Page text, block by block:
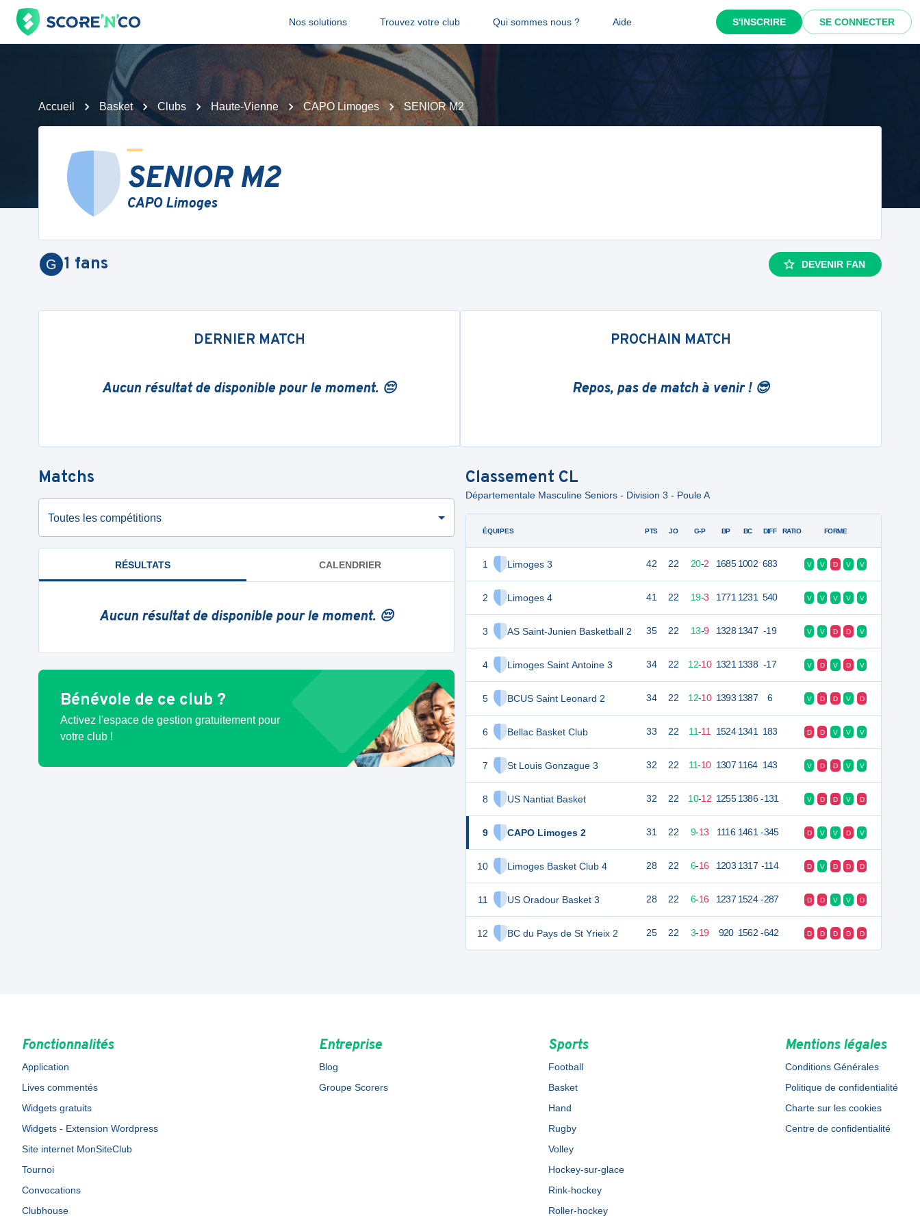
Nos solutions Trouvez votre club Qui sommes nous ? Aide S'INSCRIRE SE CONNECTER
Accueil Basket Clubs Haute-Vienne CAPO Limoges SENIOR M2
SENIOR M2
CAPO Limoges
G 1 fans DEVENIR FAN
DERNIER MATCH
Aucun résultat de disponible pour le moment. 😔
PROCHAIN MATCH
Repos, pas de match à venir ! 😎
Matchs
Toutes les compétitions
RÉSULTATS CALENDRIER
Aucun résultat de disponible pour le moment. 😔
Bénévole de ce club ?
Activez l'espace de gestion gratuitement pour
votre club !
Classement CL
Départementale Masculine Seniors - Division 3 - Poule A
ÉQUIPES
1 Limoges 3
2 Limoges 4
3 AS Saint-Junien Basketball 2
4 Limoges Saint Antoine 3
5 BCUS Saint Leonard 2
6 Bellac Basket Club
7 St Louis Gonzague 3
8 US Nantiat Basket
9 CAPO Limoges 2
10 Limoges Basket Club 4
11 US Oradour Basket 3
12 BC du Pays de St Yrieix 2
PTS JO G-P BP BC DIFF RATIO FORME
42 22 20-2 1685 1002 683 V V D V V
41 22 19-3 1771 1231 540 V V V V V
35 22 13-9 1328 1347 -19 V V D D V
34 22 12-10 1321 1338 -17 V D V D V
34 22 12-10 1393 1387 6 V D D V D
33 22 11-11 1524 1341 183 D D V V V
32 22 11-10 1307 1164 143 V D D V V
32 22 10-12 1255 1386 -131 V D D V D
31 22 9-13 1116 1461 -345 D V V D V
28 22 6-16 1203 1317 -114 D V D D D
28 22 6-16 1237 1524 -287 D D V V D
25 22 3-19 920 1562 -642 D D D D D
Fonctionnalités
Application
Lives commentés
Widgets gratuits
Widgets - Extension Wordpress
Site internet MonSiteClub
Tournoi
Convocations
Clubhouse
Entreprise
Blog
Groupe Scorers
Sports
Football
Basket
Hand
Rugby
Volley
Hockey-sur-glace
Rink-hockey
Roller-hockey
Mentions légales
Conditions Générales
Politique de confidentialité
Charte sur les cookies
Centre de confidentialité